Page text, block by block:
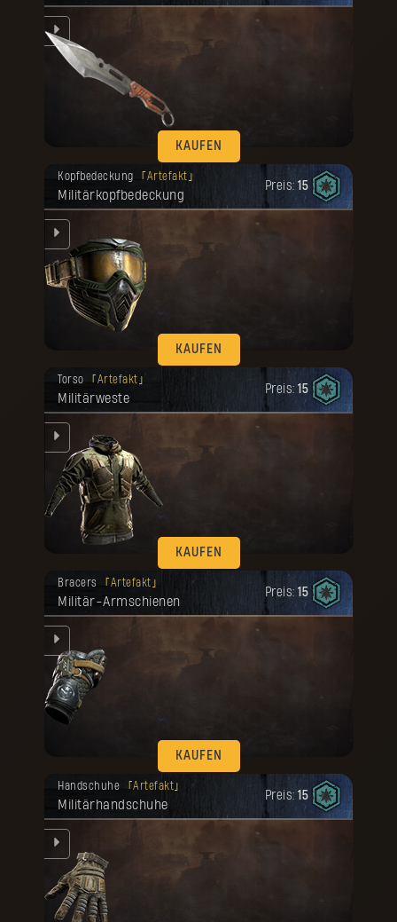
KAUFEN
Kopfbedeckung Artefakt
Militärkopfbedeckung
Preis: 15
KAUFEN
Deine Belohnung ist freigeschaltet
worden.
Torso Artefakt
Militärweste
Preis: 15
KAUFEN
Deine Belohnung ist freigeschaltet
worden.
Bracers Artefakt
Militär-Armschienen
Preis: 15
KAUFEN
Deine Belohnung ist freigeschaltet
worden.
Handschuhe Artefakt
Militärhandschuhe
Preis: 15
Deine Belohnung ist freigeschaltet
worden.